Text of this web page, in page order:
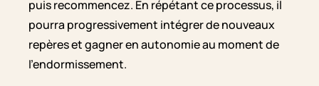
puis recommencez. En répétant ce processus, il
pourra progressivement intégrer de nouveaux
repères et gagner en autonomie au moment de
l’endormissement.